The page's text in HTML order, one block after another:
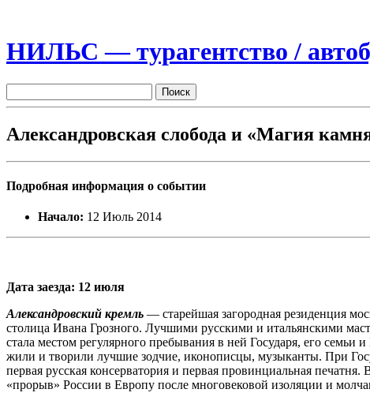
НИЛЬС — турагентство /
Александровская слобода и «Магия
Подробная информация о событии
Начало: 12 Июль 2014
Дата заезда: 12 июля
Александровский кремль — старейшая загородная резиденция
столица Ивана Грозного. Лучшими русскими и итальянскими
стала местом регулярного пребывания в ней Государя, его семьи
жили и творили лучшие зодчие, иконописцы, музыканты. При
первая русская консерватория и первая провинциальная
«прорыв» России в Европу после многовековой изоляции и